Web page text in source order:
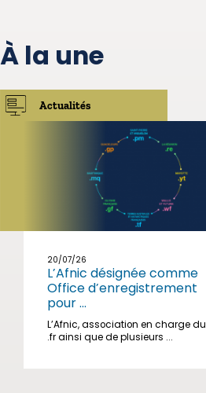
À la une
Actualités
20/07/26
L’Afnic désignée comme
Office d’enregistrement
pour ...
L’Afnic, association en charge du
.fr ainsi que de plusieurs ...